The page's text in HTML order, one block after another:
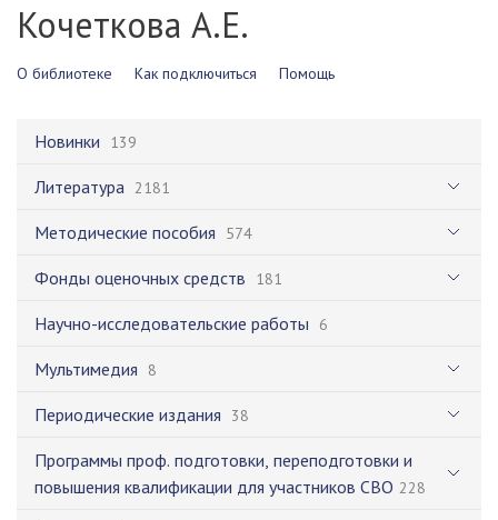
Кочеткова А.Е.
О библиотеке Как подключиться Помощь
Новинки 139
Литература 2181
Методические пособия 574
Фонды оценочных средств 181
Научно-исследовательские работы 6
Мультимедия 8
Периодические издания 38
Программы проф. подготовки, переподготовки и
повышения квалификации для участников СВО 228